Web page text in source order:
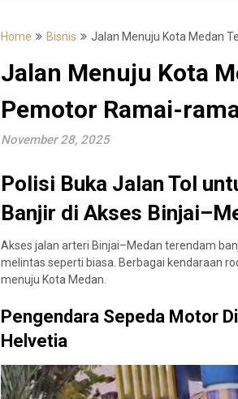
Home Bisnis Jalan Menuju Kota Medan
Jalan Menuju Kota
Pemotor Ramai-
November 28, 2025
Polisi Buka Jalan Tol
Banjir di Akses
Akses jalan arteri Binjai–Medan terendam
melintas seperti biasa. Berbagai kendaraan
menuju Kota Medan.
Pengendara Sepeda Motor
Helvetia